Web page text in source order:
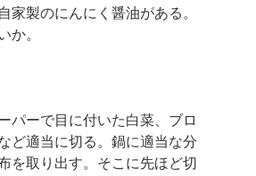
家製のにんにく醤油がある。
か。
パーで目に付いた白菜、ブロ
ど適当に切る。鍋に適当な分
を取り出す。そこに先ほど切